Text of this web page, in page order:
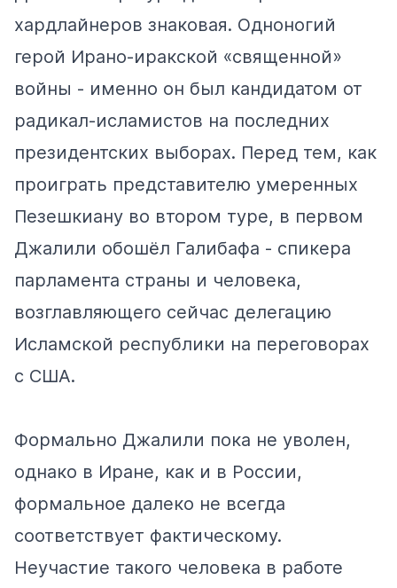
хардлайнеров знаковая. Одноногий
герой Ирано-иракской «священной»
войны - именно он был кандидатом от
радикал-исламистов на последних
президентских выборах. Перед тем, как
проиграть представителю умеренных
Пезешкиану во втором туре, в первом
Джалили обошёл Галибафа - спикера
парламента страны и человека,
возглавляющего сейчас делегацию
Исламской республики на переговорах
с США.
Формально Джалили пока не уволен,
однако в Иране, как и в России,
формальное далеко не всегда
соответствует фактическому.
Неучастие такого человека в работе